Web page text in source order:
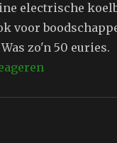
electrische
voor
zo'n 50 euries.